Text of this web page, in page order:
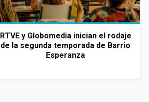
RTVE y Globomedia inician el rodaje
de la segunda temporada de Barrio
Esperanza